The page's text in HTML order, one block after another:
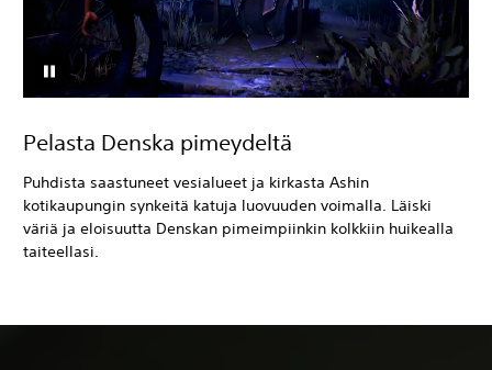
Pelasta Denska pimeydeltä
Puhdista saastuneet vesialueet ja kirkasta Ashin
kotikaupungin synkeitä katuja luovuuden voimalla. Läiski
väriä ja eloisuutta Denskan pimeimpiinkin kolkkiin huikealla
taiteellasi.